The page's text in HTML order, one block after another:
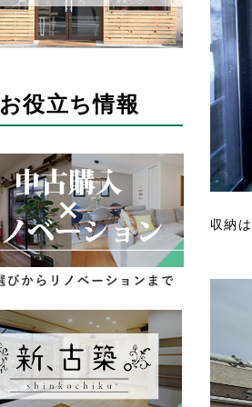
お役立ち情報
収納